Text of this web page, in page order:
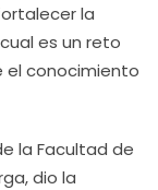
la
es un reto
el conocimiento
la Facultad de
dio la